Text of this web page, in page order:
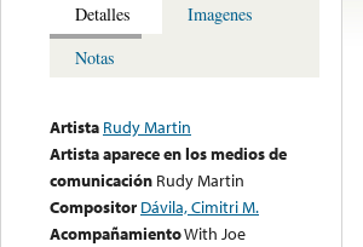
Detalles
Imagenes
Notas
Artista Rudy Martin
Artista aparece en los medios de
comunicación Rudy Martin
Compositor Dávila, Cimitri M.
AcompañamientoWith Joe